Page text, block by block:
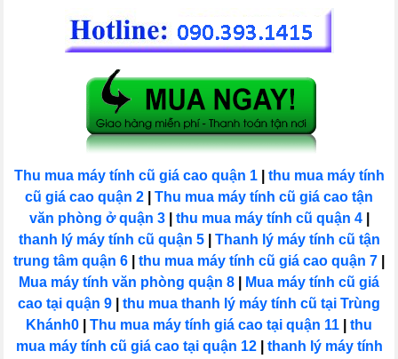
Thu mua máy tính cũ giá cao quận 1
thu mua máy tính
cũ giá cao quận 2
Thu mua máy tính cũ giá cao tận
văn phòng ở quận 3
thu mua máy tính cũ quận 4
thanh lý máy tính cũ quận 5
Thanh lý máy tính cũ tận
trung tâm quận 6
thu mua máy tính cũ giá cao quận 7
Mua máy tính văn phòng quận 8
Mua máy tính cũ giá
cao tại quận 9
thu mua thanh lý máy tính cũ tại Trùng
Khánh0
Thu mua máy tính giá cao tại quận 11
thu
mua máy tính cũ giá cao tại quận 12|
thanh lý máy tính